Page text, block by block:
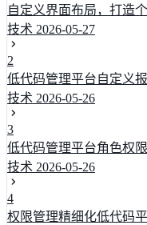
自定义界面布局，打造
技术 2026-05-27
2
低代码管理平台自定义
技术 2026-05-26
3
低代码管理平台角色权
技术 2026-05-26
4
权限管理精细化低代码